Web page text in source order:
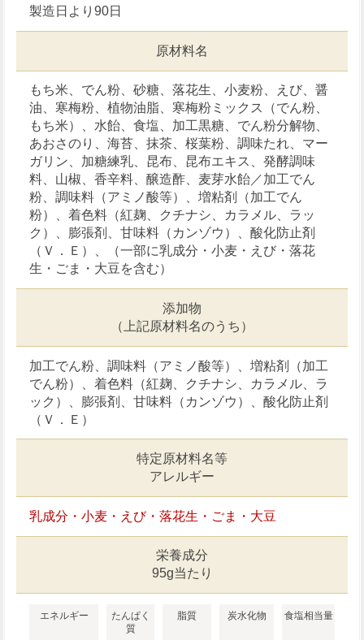
製造日より90日
原材料名
もち米、でん粉、砂糖、落花生、小麦粉、えび、醤
油、寒梅粉、植物油脂、寒梅粉ミックス（でん粉、
もち米）、水飴、食塩、加工黒糖、でん粉分解物、
あおさのり、海苔、抹茶、桜葉粉、調味たれ、マー
ガリン、加糖練乳、昆布、昆布エキス、発酵調味
料、山椒、香辛料、醸造酢、麦芽水飴／加工でん
粉、調味料（アミノ酸等）、増粘剤（加工でん
粉）、着色料（紅麹、クチナシ、カラメル、ラッ
ク）、膨張剤、甘味料（カンゾウ）、酸化防止剤
（Ｖ．Ｅ）、（一部に乳成分・小麦・えび・落花
生・ごま・大豆を含む）
添加物
（上記原材料名のうち）
加工でん粉、調味料（アミノ酸等）、増粘剤（加工
でん粉）、着色料（紅麹、クチナシ、カラメル、ラ
ック）、膨張剤、甘味料（カンゾウ）、酸化防止剤
（Ｖ．Ｅ）
特定原材料名等
アレルギー
乳成分・小麦・えび・落花生・ごま・大豆
栄養成分
95g当たり
エネルギー
たんぱく
質
脂質 炭水化物 食塩相当量